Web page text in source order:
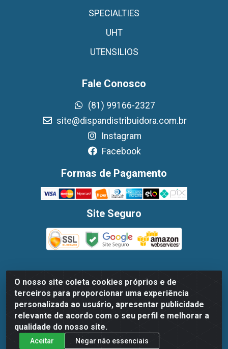
O nosso site coleta cookies próprios e de
terceiros para proporcionar uma experiência
personalizada ao usuário, apresentar publicidade
relevante de acordo com o seu perfil e melhorar a
qualidade do nosso site.
Aceitar Negar não essenciais
SPECIALTIES
UHT
UTENSILIOS
Fale Conosco
(81) 99166-2327
site@dispandistribuidora.com.br
Instagram
Facebook
Formas de Pagamento
Site Seguro
Dispan Distribuidora de Alimentos LTDA - Avenida
Marechal Mascarenhas De Moraes, 1048- Imbiribeira,
Recife/PE - CEP 51.170-000 - CNPJ 30.779.584/0003-78